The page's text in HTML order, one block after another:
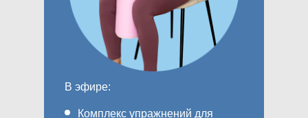
В эфире:
Комплекс упражнений для